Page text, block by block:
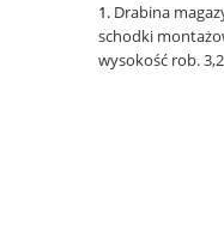
Drabina
schodki
wysokość rob.